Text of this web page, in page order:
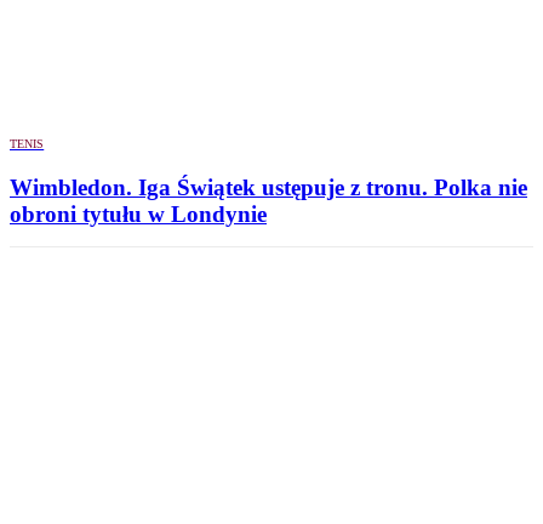
TENIS
Wimbledon. Iga Świątek ustępuje z tronu. Polka nie
obroni tytułu w Londynie